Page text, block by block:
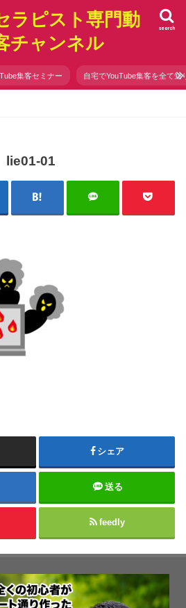
ラピスト専門動
チャンネル
search
集客セミナー 自宅でYouTube集客を全て知
lie01-01
シェア
送る
feedly